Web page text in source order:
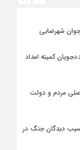
جوان شهرضایی
کمیته امداد
مردم و دولت
آسیب دیدگان جنگ در